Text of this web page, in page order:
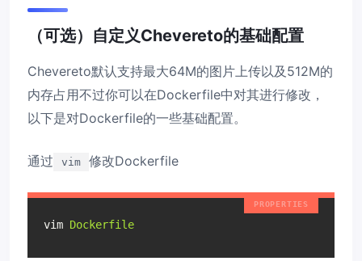
（可选）自定义Chevereto的基础配置
Chevereto默认支持最大64M的图片上传以及512M的
内存占用不过你可以在Dockerfile中对其进行修改，
以下是对Dockerfile的一些基础配置。
通过 vim 修改Dockerfile
vim Dockerfile